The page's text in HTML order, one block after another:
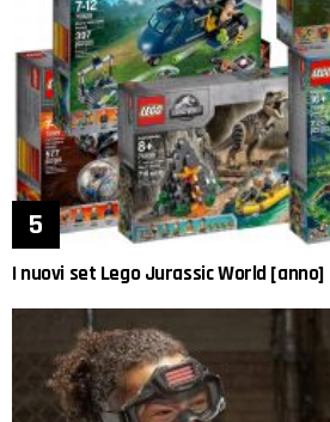
I nuovi set Lego Jurassic World [anno]